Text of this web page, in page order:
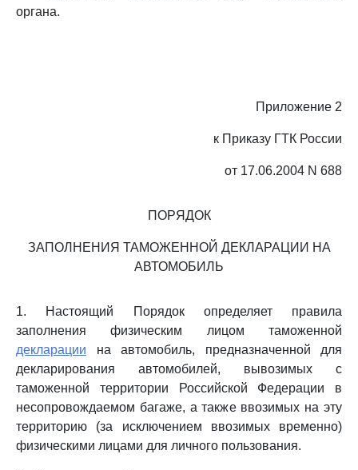
органа.
Приложение 2
к Приказу ГТК России
от 17.06.2004 N 688
ПОРЯДОК
ЗАПОЛНЕНИЯ ТАМОЖЕННОЙ ДЕКЛАРАЦИИ НА
АВТОМОБИЛЬ
1. Настоящий Порядок определяет правила
заполнения физическим лицом таможенной
декларации на автомобиль, предназначенной для
декларирования автомобилей, вывозимых с
таможенной территории Российской Федерации в
несопровождаемом багаже, а также ввозимых на эту
территорию (за исключением ввозимых временно)
физическими лицами для личного пользования.